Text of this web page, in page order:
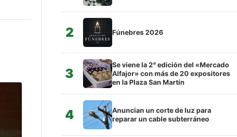
2 Fúnebres 2026
3
Se viene la 2° edición del «Mercado
Alfajor» con más de 20 expositores
en la Plaza San Martín
4
Anuncian un corte de luz para
reparar un cable subterráneo